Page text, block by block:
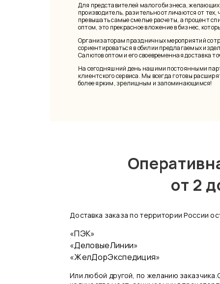
Для представителей малого бизнеса,
производитель, разительно отличаются от
превышать самые смелые расчеты, а процент
оптом, это прекрасное вложение в бизнес,
Организаторам праздничных мероприятий
сориентироваться в обилии предлагаемых
Салютов оптом и его своевременная доставка
На сегодняшний день нашими постоянными
клиентского сервиса. Мы всегда готовы
более ярким, зрелищным и запоминающимся!
от 2
Доставка заказа по территории России
«ПЭК»
«ДеловыеЛинии»
«ЖелДорЭкспедиция»
Или любой другой, по желанию